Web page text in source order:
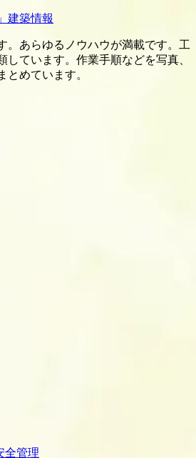
。あらゆるノウハウが満載です。工
しています。作業手順などを写真、
とめています。
全管理